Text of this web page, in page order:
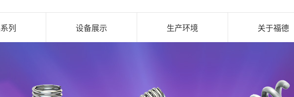
列 设备展示 生产环境 关于福德